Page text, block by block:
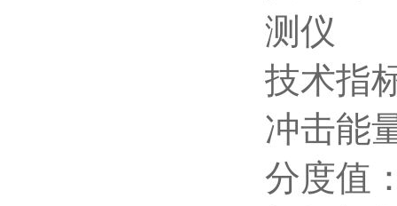
技术指
冲击能
分度值